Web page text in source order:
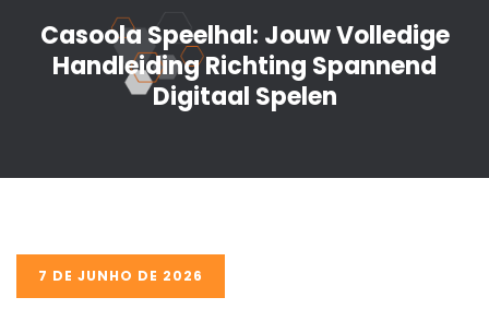
Casoola Speelhal: Jouw Volledige
Handleiding Richting Spannend
Digitaal Spelen
7 DE JUNHO DE 2026